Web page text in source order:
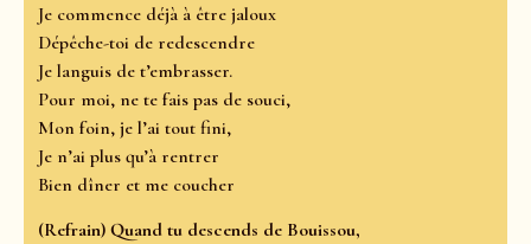
Je commence déjà à être jaloux
Dépêche-toi de redescendre
Je languis de t’embrasser.
Pour moi, ne te fais pas de souci,
Mon foin, je l’ai tout fini,
Je n’ai plus qu’à rentrer
Bien dîner et me coucher
(Refrain) Quand tu descends de Bouissou,